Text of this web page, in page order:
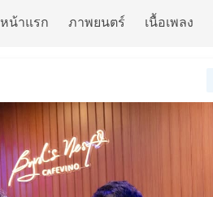
หน้าแรก ภาพยนตร์ เนื้อเพลง